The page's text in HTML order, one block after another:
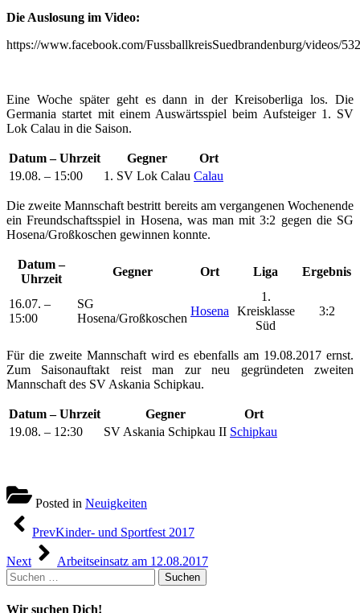
Die Auslosung im Video:
https://www.facebook.com/FussballkreisSuedbrandenburg/videos/
Eine Woche später geht es dann in der Kreisoberliga los. Die
Germania startet mit einem Auswärtsspiel beim Aufsteiger 1. SV
Lok Calau in die Saison.
Datum – Uhrzeit Gegner
Ort
19.08. – 15:00
1. SV Lok Calau Calau
Die zweite Mannschaft bestritt bereits am vergangenen Wochenende
ein Freundschaftsspiel in Hosena, was man mit 3:2 gegen die SG
Hosena/Großkoschen gewinnen konnte.
Datum –
Uhrzeit
Gegner Ort Liga Ergebnis
16.07. –
15:00
SG
Hosena/Großkoschen
Hosena
1.
Kreisklasse
Süd
3:2
Für die zweite Mannschaft wird es ebenfalls am 19.08.2017 ernst.
Zum Saisonauftakt reist man zur neu gegründeten zweiten
Mannschaft des SV Askania Schipkau.
Datum – Uhrzeit Gegner
Ort
19.08. – 12:30
SV Askania Schipkau II Schipkau
Posted in Neuigkeiten
Beitragsnavigation
PrevKinder- und Sportfest 2017
Next
Arbeitseinsatz am 12.08.2017
Suchen
nach:
Wir suchen Dich!